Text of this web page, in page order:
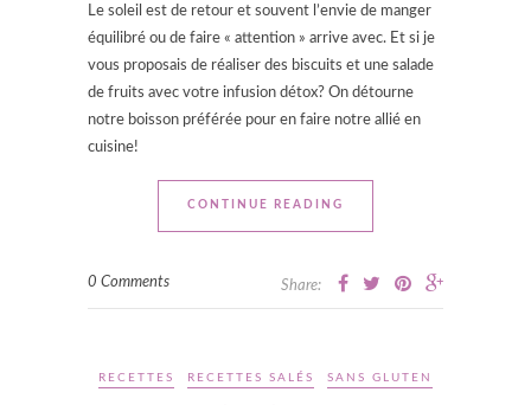
Le soleil est de retour et souvent l’envie de manger
équilibré ou de faire « attention » arrive avec. Et si je
vous proposais de réaliser des biscuits et une salade
de fruits avec votre infusion détox? On détourne
notre boisson préférée pour en faire notre allié en
cuisine!
CONTINUE READING
0 Comments Share:
RECETTES RECETTES SALÉS SANS GLUTEN